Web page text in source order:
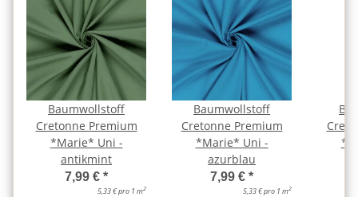
Baumwollstoff
Cretonne Premium
*Marie* Uni -
antikmint
7,99 € *
5,33 € pro 1 m2
Baumwollstoff
Cretonne Premium
*Marie* Uni -
azurblau
7,99 € *
5,33 € pro 1 m2